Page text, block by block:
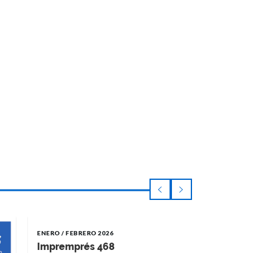
ENERO / FEBRERO 2026
Impremprés 468